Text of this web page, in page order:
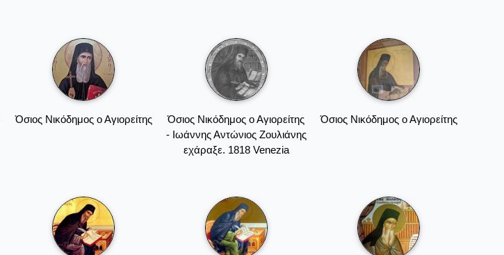
Όσιος Νικόδημος ο Αγιορείτης
Όσιος Νικόδημος ο Αγιορείτης
- Ιωάννης Αντώνιος Ζουλιάνης
εχάραξε. 1818 Venezia
Όσιος Νικόδημος ο Αγιορείτης